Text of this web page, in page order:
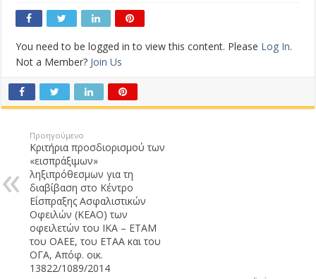
You need to be logged in to view this content. Please Log In.
Not a Member? Join Us
Προηγούμενο
Κριτήρια προσδιορισμού των
«εισπράξιμων»
ληξιπρόθεσμων για τη
διαβίβαση στο Κέντρο
Είσπραξης Ασφαλιστικών
Οφειλών (ΚΕΑΟ) των
οφειλετών του ΙΚΑ – ΕΤΑΜ
του ΟΑΕΕ, του ΕΤΑΑ και του
ΟΓΑ, Απόφ. οικ.
13822/1089/2014